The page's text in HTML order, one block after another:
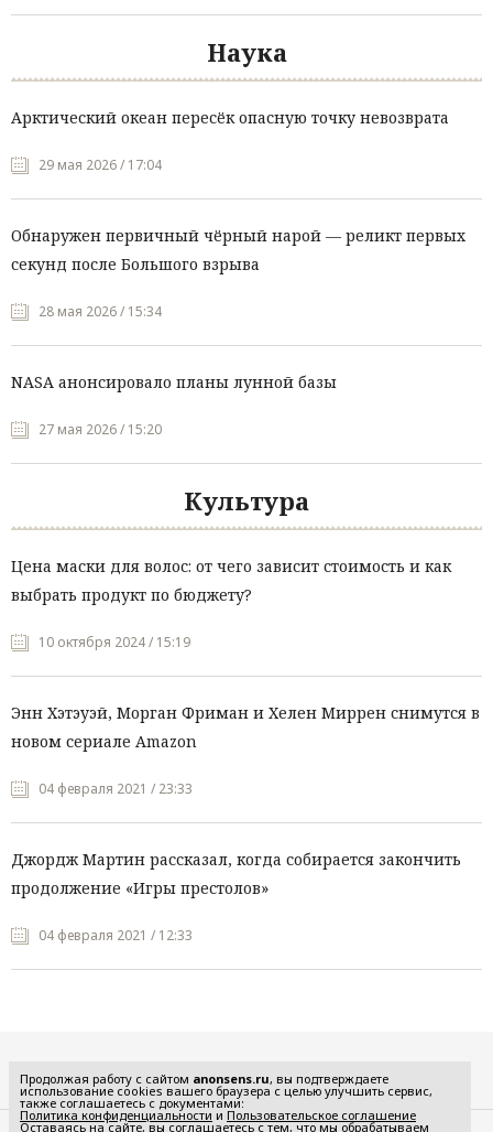
Наука
Арктический океан пересёк опасную точку невозврата
29 мая 2026 / 17:04
Обнаружен первичный чёрный нарой — реликт первых
секунд после Большого взрыва
28 мая 2026 / 15:34
NASA анонсировало планы лунной базы
27 мая 2026 / 15:20
Культура
Цена маски для волос: от чего зависит стоимость и как
выбрать продукт по бюджету?
10 октября 2024 / 15:19
Энн Хэтэуэй, Морган Фриман и Хелен Миррен снимутся в
новом сериале Amazon
04 февраля 2021 / 23:33
Джордж Мартин рассказал, когда собирается закончить
продолжение «Игры престолов»
04 февраля 2021 / 12:33
Продолжая работу с сайтом anonsens.ru, вы подтверждаете
использование cookies вашего браузера с целью улучшить сервис,
также соглашаетесь с документами:
Политика конфиденциальности и Пользовательское соглашение
Оставаясь на сайте, вы соглашаетесь с тем, что мы обрабатываем